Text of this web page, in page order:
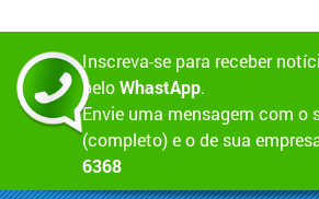
Inscreva-se para receber
peloWhastApp.
Envie uma mensagem com o
(completo) e o de sua
6368